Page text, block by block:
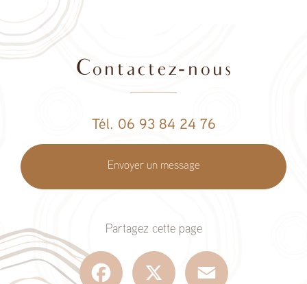
Contactez-nous
Tél. 06 93 84 24 76
Envoyer un message
Partagez cette page
Facebook